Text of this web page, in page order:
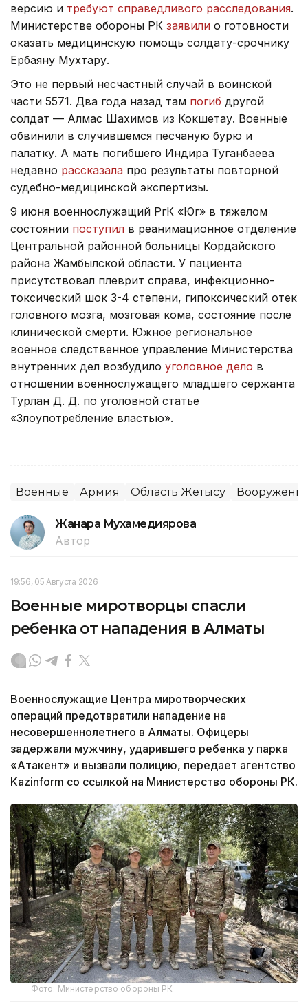
версию и требуют справедливого расследования.
Министерстве обороны РК заявили о готовности
оказать медицинскую помощь солдату-срочнику
Ербаяну Мухтару.
Это не первый несчастный случай в воинской
части 5571. Два года назад там погиб другой
солдат — Алмас Шахимов из Кокшетау. Военные
обвинили в случившемся песчаную бурю и
палатку. А мать погибшего Индира Туганбаева
недавно рассказала про результаты повторной
судебно-медицинской экспертизы.
9 июня военнослужащий РгК «Юг» в тяжелом
состоянии поступил в реанимационное отделение
Центральной районной больницы Кордайского
района Жамбылской области. У пациента
присутствовал плеврит справа, инфекционно-
токсический шок 3-4 степени, гипоксический отек
головного мозга, мозговая кома, состояние после
клинической смерти. Южное региональное
военное следственное управление Министерства
внутренних дел возбудило уголовное дело в
отношении военнослужащего младшего сержанта
Турлан Д. Д. по уголовной статье
«Злоупотребление властью».
Военные Армия Область Жетысу
Жанара Мухамедиярова
Автор
19:56, 05 Августа 2026
Военные миротворцы спасли
ребенка от нападения в Алматы
Военнослужащие Центра миротворческих
операций предотвратили нападение на
несовершеннолетнего в Алматы. Офицеры
задержали мужчину, ударившего ребенка у парка
«Атакент» и вызвали полицию, передает агентство
Kazinform со ссылкой на Министерство обороны РК.
Фото: Министерство обороны РК